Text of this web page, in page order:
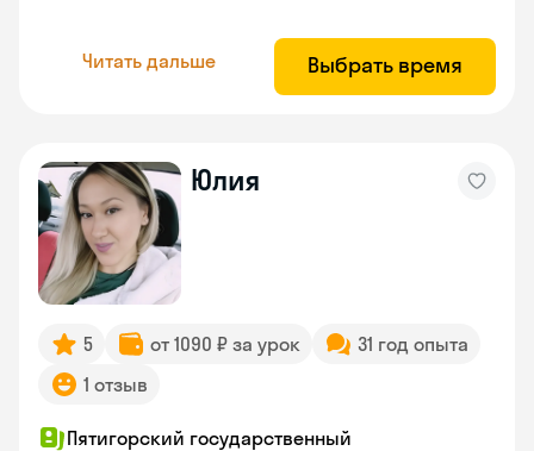
Читать дальше Выбрать время
Юлия
5 от 1090 ₽ за урок
31 год опыта
1 отзыв
Пятигорский государственный